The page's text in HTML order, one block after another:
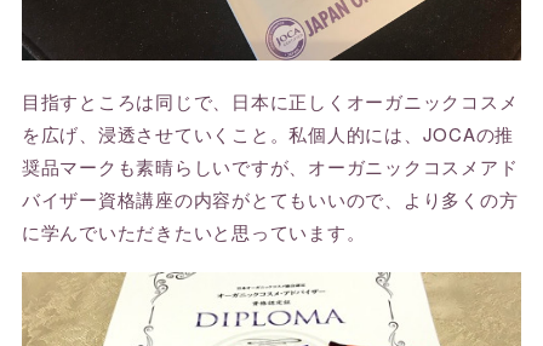
目指すところは同じで、日本に正しくオーガニックコスメ
を広げ、浸透させていくこと。私個人的には、JOCAの推
奨品マークも素晴らしいですが、オーガニックコスメアド
バイザー資格講座の内容がとてもいいので、より多くの方
に学んでいただきたいと思っています。